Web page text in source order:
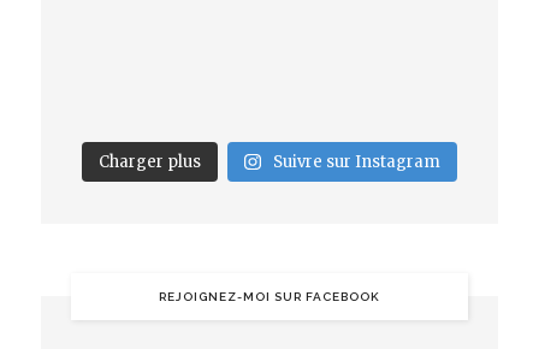
Charger plus Suivre sur Instagram
REJOIGNEZ-MOI SUR FACEBOOK